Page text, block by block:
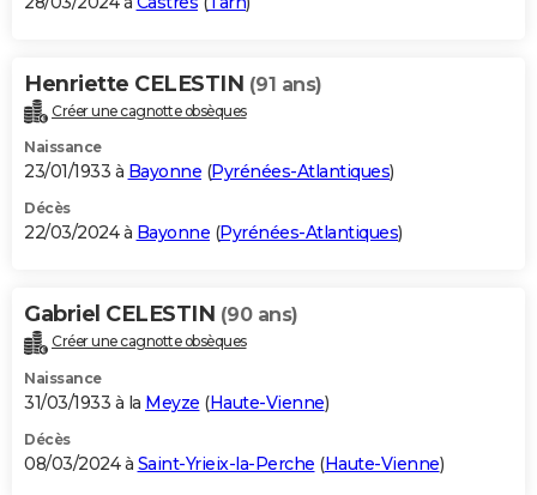
Henriette CELESTIN (91 ans)
Créer une cagnotte obsèques
Naissance
23/01/1933 à Bayonne (Pyrénées-Atlantiques)
Décès
22/03/2024 à Bayonne (Pyrénées-Atlantiques)
Gabriel CELESTIN (90 ans)
Créer une cagnotte obsèques
Naissance
31/03/1933 à la Meyze (Haute-Vienne)
Décès
08/03/2024 à Saint-Yrieix-la-Perche (Haute-Vienne)